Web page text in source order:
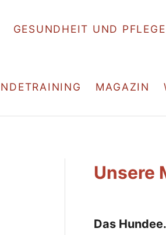
GESUNDHEIT UND PFLEGE
MAGAZIN
Unsere
Das